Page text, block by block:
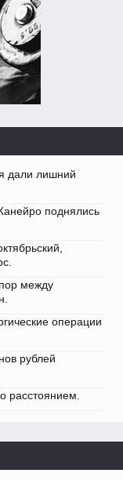
дали лишний
поднялись
между
операции
рублей
расстоянием.